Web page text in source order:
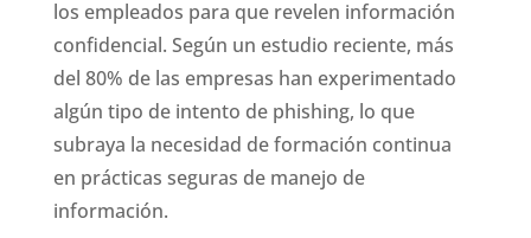
los empleados para que revelen información
confidencial. Según un estudio reciente, más
del 80% de las empresas han experimentado
algún tipo de intento de phishing, lo que
subraya la necesidad de formación continua
en prácticas seguras de manejo de
información.